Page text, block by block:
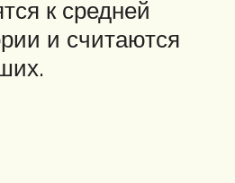
к средней
и считаются